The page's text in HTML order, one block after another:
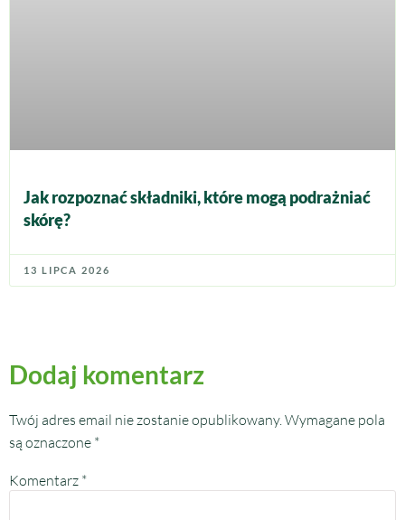
Jak rozpoznać składniki, które mogą podrażniać
skórę?
13 LIPCA 2026
Dodaj komentarz
Twój adres email nie zostanie opublikowany.Wymagane pola
są oznaczone *
Komentarz *